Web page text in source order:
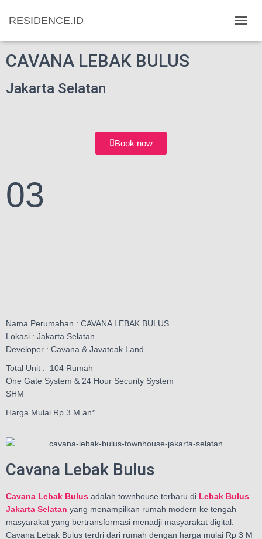
RESIDENCE.ID
O
CAVANA LEBAK BULUS
Jakarta Selatan
Book now
03
Nama Perumahan : CAVANA LEBAK BULUS
Lokasi : Jakarta Selatan
Developer : Cavana & Javateak Land
Total Unit : 104 Rumah
One Gate System & 24 Hour Security System
SHM
Harga Mulai Rp 3 M an*
Cavana Lebak Bulus
Cavana Lebak Bulus adalah townhouse terbaru di Lebak Bulus
Jakarta Selatan yang menampilkan rumah modern ke tengah
masyarakat yang bertransformasi menadji masyarakat digital.
Cavana Lebak Bulus terdri dari rumah dengan harga mulai Rp 3 M